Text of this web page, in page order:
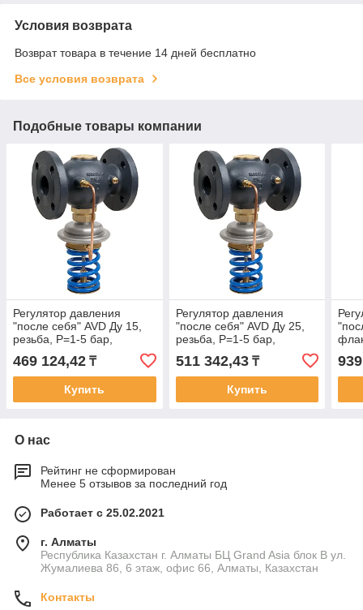
Условия возврата
Возврат товара в течение 14 дней бесплатно
Все условия возврата
Подобные товары компании
Регулятор давления
"после себя" AVD Ду 15,
резьба, P=1-5 бар,
Kvs=4 м3/ч
469 124,42 ₸
Купить
Регулятор давления
"после себя" AVD Ду 25,
резьба, P=1-5 бар,
Kvs=8 м3/ч
511 342,43₸
Купить
О нас
Рейтинг не сформирован
Менее 5 отзывов за последний год
Работает с 25.02.2021
г. Алматы
Республика Казахстан г. Алматы БЦ Grand Asia блок B ул.
Жумалиева 86, 6 этаж, офис 66, Алматы, Казахстан
Контакты